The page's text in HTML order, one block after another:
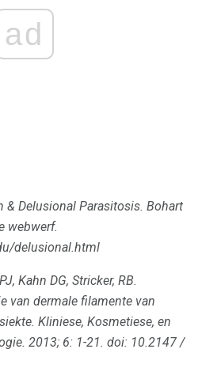
ad
& Delusional Parasitosis. Bohart
webwerf.
delusional.html
Kahn DG, Stricker, RB.
van dermale filamente van
Kliniese, Kosmetiese, en
2013; 6: 1-21. doi: 10.2147 /